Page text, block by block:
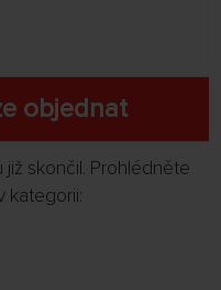
objednat
skončil. Prohlédněte
kategorii: